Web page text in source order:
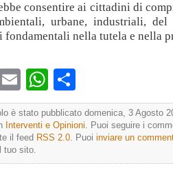
consentire ai cittadini di
urbane, industriali,
fondamentali nella tutela e nella
TwitterEmailWhatsApp
è stato pubblicato domenica, 3 Agosto
Interventi e Opinioni. Puoi seguire i
il feed RSS 2.0. Puoi inviare un
tuo sito.